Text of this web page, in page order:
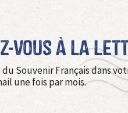
vous à La
Souvenir Français dans
une fois par mois.